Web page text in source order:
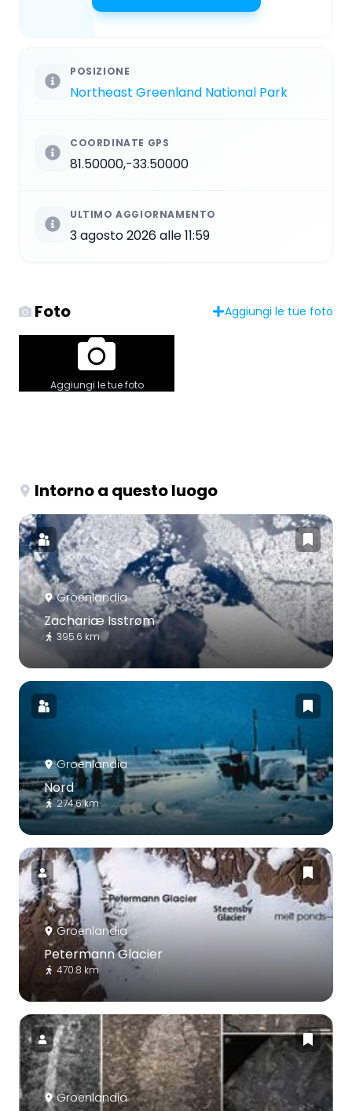
POSIZIONE
Northeast Greenland National Park
COORDINATE GPS
81.50000,-33.50000
ULTIMO AGGIORNAMENTO
3 agosto 2026 alle 11:59
Foto Aggiungi le tue foto
Aggiungi le tue foto
Intorno a questo luogo
Groenlandia
Zachariæ Isstrøm
395.6 km
Groenlandia
Nord
274.6 km
Groenlandia
Petermann Glacier
470.8 km
Groenlandia